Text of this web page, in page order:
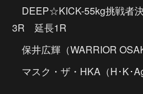
DEEP☆KICK-55kg挑戦者
3R 延長1R
保井広輝（WARRIOR
マスク・ザ・HKA（H･K･